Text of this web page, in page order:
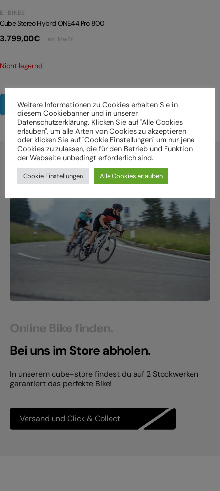
E-BIKES
Cube Stereo Hybrid ONE44 Pro 800
3.799,00€ inkl. MwSt.
Nicht lagernd
Mehr Produkte anzeigen
Online Bike finden.
Bei uns im Store abholen.
In unserem cube-store findest du auf 2 Stockwerken
garantiert das perfekte Bike!
Versand und Click & Collect
Weitere Informationen zu Cookies erhalten Sie in
diesem Cookiebanner und in unserer
Datenschutzerklärung. Klicken Sie auf "Alle Cookies
erlauben", um alle Arten von Cookies zu akzeptieren
oder klicken Sie auf "Cookie Einstellungen" um nur jene
Cookies zu zulassen, die für den Betrieb und Funktion
der Webseite unbedingt erforderlich sind.
Cookie Einstellungen Alle Cookies erlauben